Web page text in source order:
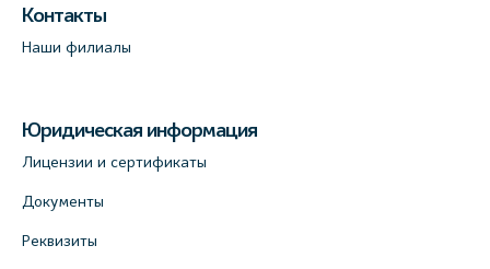
Контакты
Наши филиалы
Юридическая информация
Лицензии и сертификаты
Документы
Реквизиты